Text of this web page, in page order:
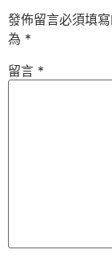
發佈留言必須填
為 *
留言 *